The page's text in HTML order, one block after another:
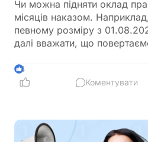
Чи можна підняти оклад
місяців наказом.
певному розміру з
далі вважати, що
4
Коментувати